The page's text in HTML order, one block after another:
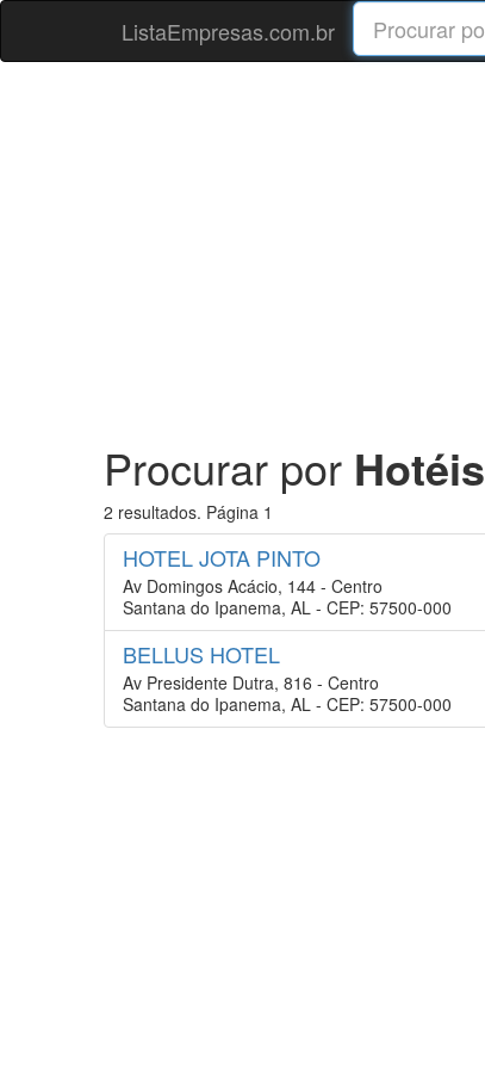
ListaEmpresas.com.br
Procurar por Hotéis
2 resultados. Página 1
HOTEL JOTA PINTO
Av Domingos Acácio, 144 - Centro
Santana do Ipanema, AL - CEP: 57500-000
BELLUS HOTEL
Av Presidente Dutra, 816 - Centro
Santana do Ipanema, AL - CEP: 57500-000